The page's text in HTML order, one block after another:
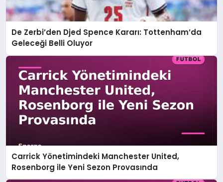
De Zerbi’den Djed Spence Kararı: Tottenham’da
Geleceği Belli Oluyor
Carrick Yönetimindeki Manchester United,
Rosenborg ile Yeni Sezon Provasında